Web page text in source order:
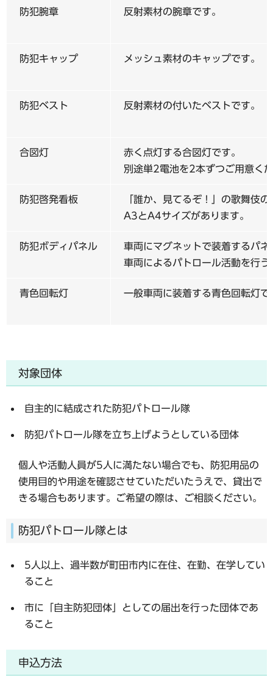
防犯腕章 反射素材の腕章です。
防犯キャップ メッシュ素材のキャップです。
防犯ベスト 反射素材の付いたベストです。
合図灯
赤く点灯する合図灯です。
別途単2電池を2本ずつご用意く
防犯啓発看板
「誰か、見てるぞ！」の歌舞伎
A3とA4サイズがあります。
防犯ボディパネル
車両にマグネットで装着するパネ
車両によるパトロール活動を行
青色回転灯 一般車両に装着する青色回転灯で
対象団体
自主的に結成された防犯パトロール隊
防犯パトロール隊を立ち上げようとしている団体
個人や活動人員が5人に満たない場合でも、防犯用品の
使用目的や用途を確認させていただいたうえで、貸出で
きる場合もあります。ご希望の際は、ご相談ください。
防犯パトロール隊とは
5人以上、過半数が町田市内に在住、在勤、在学してい
ること
市に「自主防犯団体」としての届出を行った団体であ
ること
申込方法